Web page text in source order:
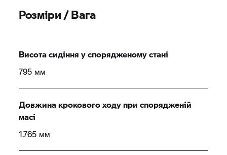
Розміри / Вага
Висота сидіння у спорядженому стані
795 мм
Довжина крокового ходу при спорядженій
масі
1.765 мм